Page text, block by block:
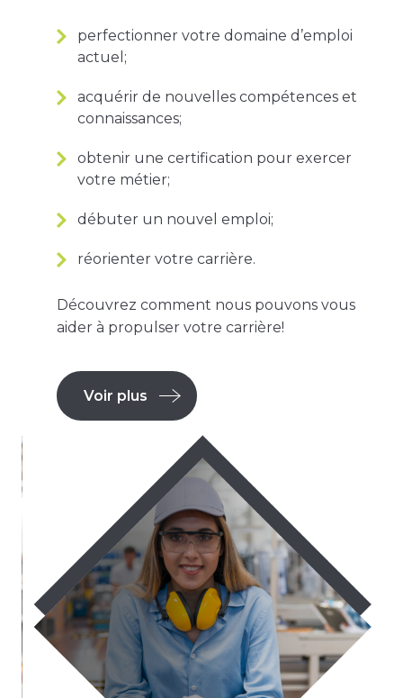
perfectionner votre domaine d’emploi
actuel;
acquérir de nouvelles compétences et
connaissances;
obtenir une certification pour exercer
votre métier;
débuter un nouvel emploi;
réorienter votre carrière.
Découvrez comment nous pouvons vous
aider à propulser votre carrière!
Voir plus